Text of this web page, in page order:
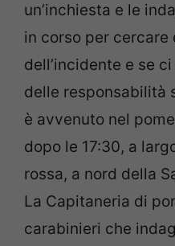
un’inchiesta e le
in corso per
dell’incidente e se
delle responsabilità
è avvenuto nel
dopo le 17:30, a
rossa, a nord della
La Capitaneria di
carabinieri che